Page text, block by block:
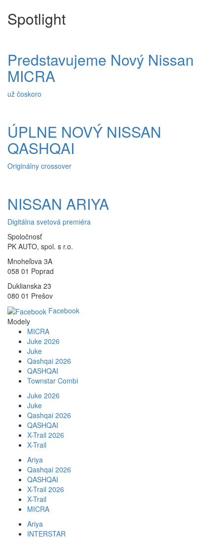
Spotlight
Predstavujeme Nový Nissan
MICRA
už čoskoro
ÚPLNE NOVÝ NISSAN
QASHQAI
Originálny crossover
NISSAN ARIYA
Digitálna svetová premiéra
Spoločnosť
PK AUTO, spol. s r.o.
Mnoheľova 3A
058 01 Poprad
Duklianska 23
080 01 Prešov
Facebook
Modely
MICRA
Juke 2026
Juke
Qashqai 2026
QASHQAI
Townstar Combi
Juke 2026
Juke
Qashqai 2026
QASHQAI
X-Trail 2026
X-Trail
Ariya
Qashqai 2026
QASHQAI
X-Trail 2026
X-Trail
MICRA
Ariya
INTERSTAR